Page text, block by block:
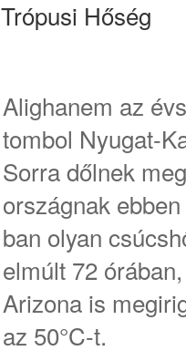
Trópusi Hőség
Alighanem az
tombol Nyugat-
Sorra dőlnek
országnak
ban olyan
elmúlt 72
Arizona is
az 50°C-t.